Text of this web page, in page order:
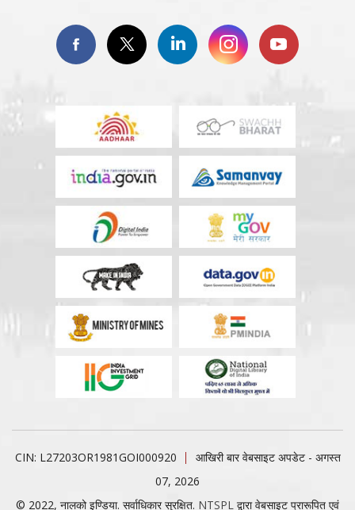
CIN: L27203OR1981GOI000920
आखिरी बार वेबसाइट अपडेट - अगस्त
07, 2026
© 2022, नालको इण्डिया. सर्वाधिकार सुरक्षित. NTSPL द्वारा वेबसाइट प्रारूपित एवं